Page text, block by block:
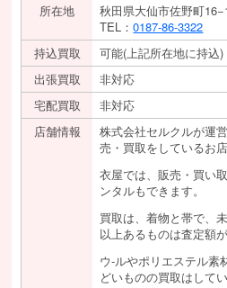
所在地
秋田県大仙市佐野町
TEL：0187-86-3322
持込買取
可能(上記所在地に持込)
出張買取
非対応
宅配買取
非対応
店舗情報
株式会社セルクルが運
売・買取をしているお店
衣屋では、販売・買い
ンタルもできます。
買取は、着物と帯で、
以上あるものは査定額
ウ-ルやポリエステル素
どいものの買取はしてい